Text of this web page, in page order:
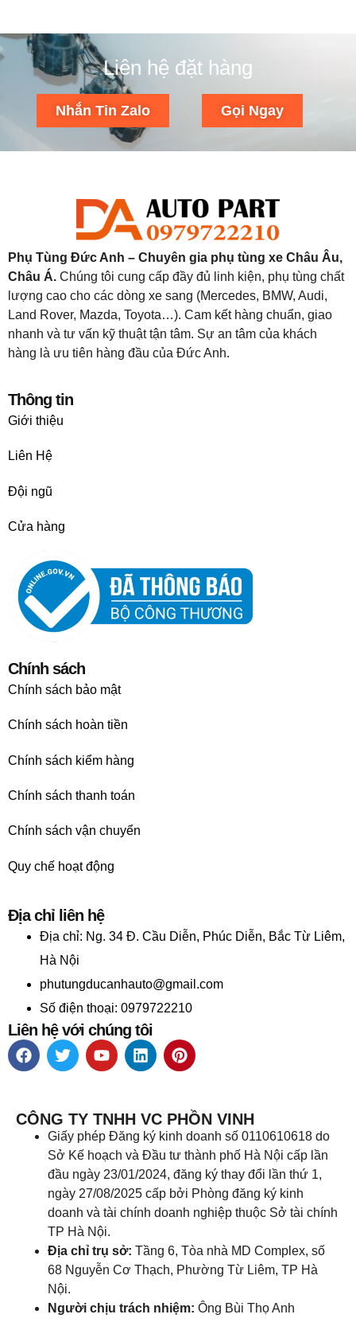
Liên hệ đặt hàng
Nhắn Tin Zalo Gọi Ngay
Phụ Tùng Đức Anh – Chuyên gia phụ tùng xe Châu Âu,
Châu Á. Chúng tôi cung cấp đầy đủ linh kiện, phụ tùng chất
lượng cao cho các dòng xe sang (Mercedes, BMW, Audi,
Land Rover, Mazda, Toyota…). Cam kết hàng chuẩn, giao
nhanh và tư vấn kỹ thuật tận tâm. Sự an tâm của khách
hàng là ưu tiên hàng đầu của Đức Anh.
Thông tin
Giới thiệu
Liên Hệ
Đội ngũ
Cửa hàng
Chính sách
Chính sách bảo mật
Chính sách hoàn tiền
Chính sách kiểm hàng
Chính sách thanh toán
Chính sách vận chuyển
Quy chế hoạt động
Địa chỉ liên hệ
Địa chỉ: Ng. 34 Đ. Cầu Diễn, Phúc Diễn, Bắc Từ Liêm,
Hà Nội
phutungducanhauto@gmail.com
Số điện thoại: 0979722210
Liên hệ với chúng tôi
CÔNG TY TNHH VC PHỒN VINH
Giấy phép Đăng ký kinh doanh số 0110610618 do
Sở Kế hoạch và Đầu tư thành phố Hà Nội cấp lần
đầu ngày 23/01/2024, đăng ký thay đổi lần thứ 1,
ngày 27/08/2025 cấp bởi Phòng đăng ký kinh
doanh và tài chính doanh nghiệp thuộc Sở tài chính
TP Hà Nội.
Địa chỉ trụ sở: Tầng 6, Tòa nhà MD Complex, số
68 Nguyễn Cơ Thạch, Phường Từ Liêm, TP Hà
Nội.
Người chịu trách nhiệm: Ông Bùi Thọ Anh